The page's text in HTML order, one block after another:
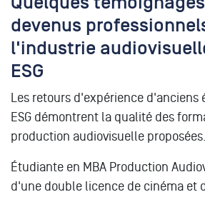
devenus
l'industrie
ESG
Les retours d'expérience d'anciens
ESG démontrent la qualité des
production audiovisuelle proposées.
Étudiante en MBA Production
d'une double licence de cinéma et